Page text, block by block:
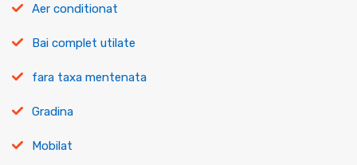
Aer conditionat
Bai complet utilate
fara taxa mentenata
Gradina
Mobilat